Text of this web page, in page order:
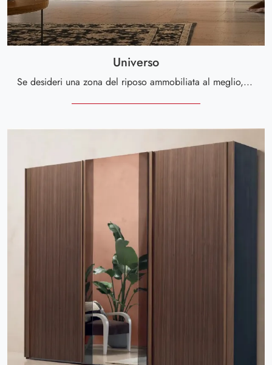
Universo
Se desideri una zona del riposo ammobiliata al meglio, scegli l'armadio Universo con ante battenti di Le Fablier!